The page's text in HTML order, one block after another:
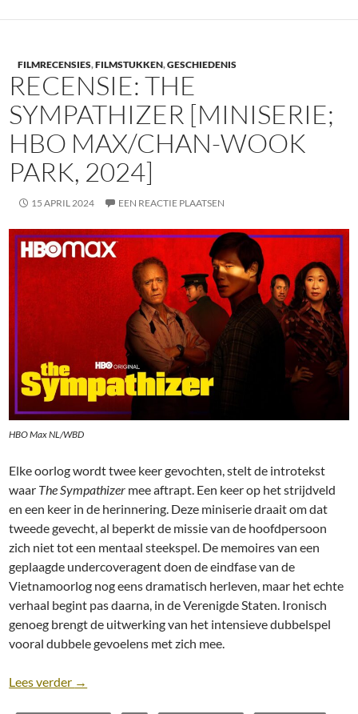
FILMRECENSIES,FILMSTUKKEN,GESCHIEDENIS
RECENSIE: THE
SYMPATHIZER [MINISERIE;
HBO MAX/CHAN-WOOK
PARK, 2024]
15 APRIL 2024 EEN REACTIE PLAATSEN
HBO Max NL/WBD
Elke oorlog wordt twee keer gevochten, stelt de introtekst
waar The Sympathizer mee aftrapt. Een keer op het strijdveld
en een keer in de herinnering. Deze miniserie draait om dat
tweede gevecht, al beperkt de missie van de hoofdpersoon
zich niet tot een mentaal steekspel. De memoires van een
geplaagde undercoveragent doen de eindfase van de
Vietnamoorlog nog eens dramatisch herleven, maar het echte
verhaal begint pas daarna, in de Verenigde Staten. Ironisch
genoeg brengt de uitwerking van het intensieve dubbelspel
vooral dubbele gevoelens met zich mee.
Lees verder Recensie: The Sympathizer [Miniserie; HBO Max/
→